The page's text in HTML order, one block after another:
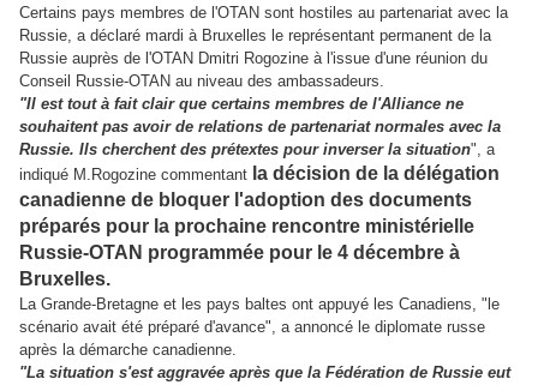
Certains pays membres de l'OTAN sont hostiles au partenariat avec la
Russie, a déclaré mardi à Bruxelles le représentant permanent de la
Russie auprès de l'OTAN Dmitri Rogozine à l'issue d'une réunion du
Conseil Russie-OTAN au niveau des ambassadeurs.
"Il est tout à fait clair que certains membres de l'Alliance ne
souhaitent pas avoir de relations de partenariat normales avec la
Russie. Ils cherchent des prétextes pour inverser la situation", a
indiqué M.Rogozine commentant la décision de la délégation
canadienne de bloquer l'adoption des documents
préparés pour la prochaine rencontre ministérielle
Russie-OTAN programmée pour le 4 décembre à
Bruxelles.
La Grande-Bretagne et les pays baltes ont appuyé les Canadiens, "le
scénario avait été préparé d'avance", a annoncé le diplomate russe
après la démarche canadienne.
"La situation s'est aggravée après que la Fédération de Russie eut